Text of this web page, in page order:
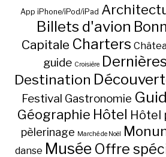
App iPhone/iPod/iPad
Billets d'avion
Capitale Charters
guide Croisière
Destination
Festival Gastronomie
Géographie Hôtel Hôtel
pèlerinage Marché de Noël
danse Musée Offre